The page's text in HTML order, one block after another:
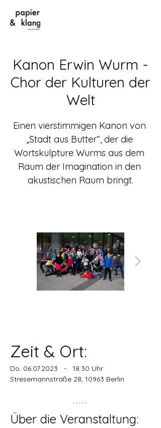
Kanon Erwin Wurm -
Chor der Kulturen der
Welt
Einen vierstimmigen Kanon von
„Stadt aus Butter“, der die
Wortskulpture Wurms aus dem
Raum der Imagination in den
akustischen Raum bringt.
Zeit & Ort:
Do. 06.07.2023   -   18:30 Uhr
Stresemannstraße 28, 10963 Berlin
Über die Veranstaltung: